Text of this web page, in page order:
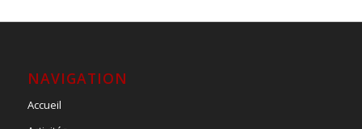
NAVIGATION
Accueil